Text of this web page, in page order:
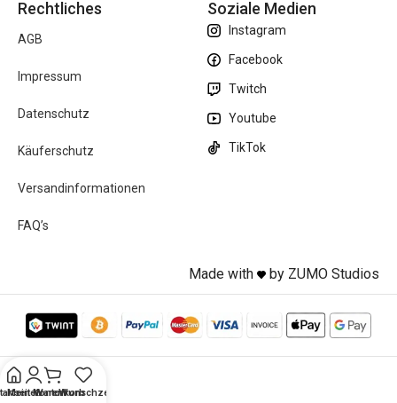
Rechtliches
AGB
Impressum
Datenschutz
Käuferschutz
Versandinformationen
FAQ’s
Soziale Medien
Instagram
Facebook
Twitch
Youtube
TikTok
Made with by ZUMO Studios
Mein KontoWarenkorbWunschzettel